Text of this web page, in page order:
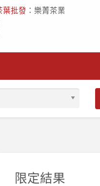
葉批發 ：樂菁茶業
限定結果